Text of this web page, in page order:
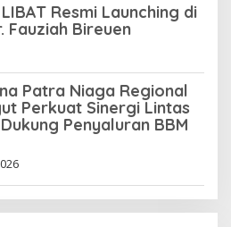
Resmi Launching di
Fauziah Bireuen
Patra Niaga Regional
Perkuat Sinergi Lintas
Penyaluran BBM